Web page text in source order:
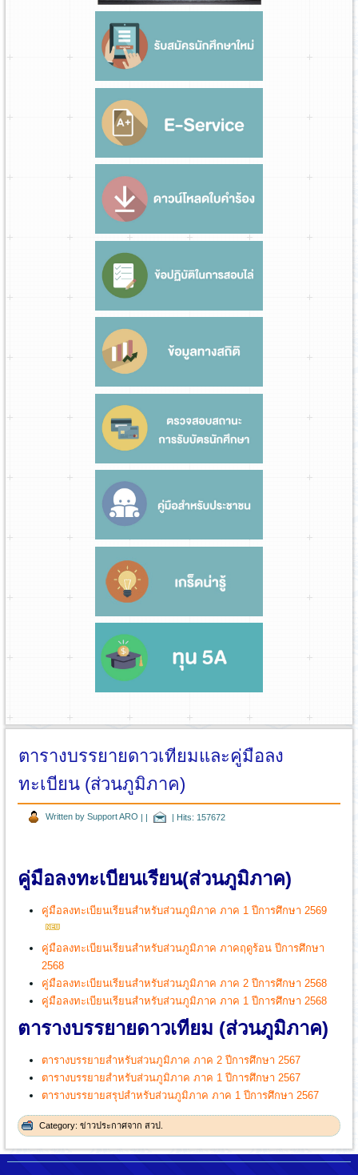
ตารางบรรยายดาวเทียมและคู่มือลง
ทะเบียน (ส่วนภูมิภาค)
Written by Support ARO | | | Hits: 157672
คู่มือลงทะเบียนเรียน(ส่วนภูมิภาค)
คู่มือลงทะเบียนเรียนสำหรับส่วนภูมิภาค ภาค 1 ปีการศึกษา 2569
คู่มือลงทะเบียนเรียนสำหรับส่วนภูมิภาค ภาคฤดูร้อน ปีการศึกษา
2568
คู่มือลงทะเบียนเรียนสำหรับส่วนภูมิภาค ภาค 2 ปีการศึกษา 2568
คู่มือลงทะเบียนเรียนสำหรับส่วนภูมิภาค ภาค 1 ปีการศึกษา 2568
ตารางบรรยายดาวเทียม (ส่วนภูมิภาค)
ตารางบรรยายสำหรับส่วนภูมิภาค ภาค 2 ปีการศึกษา 2567
ตารางบรรยายสำหรับส่วนภูมิภาค ภาค 1 ปีการศึกษา 2567
ตารางบรรยายสรุปสำหรับส่วนภูมิภาค ภาค 1 ปีการศึกษา 2567
Category:ข่าวประกาศจาก สวป.